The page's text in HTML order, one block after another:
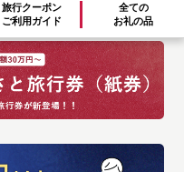
旅行クーポン
ご利用ガイド
全ての
お礼の品